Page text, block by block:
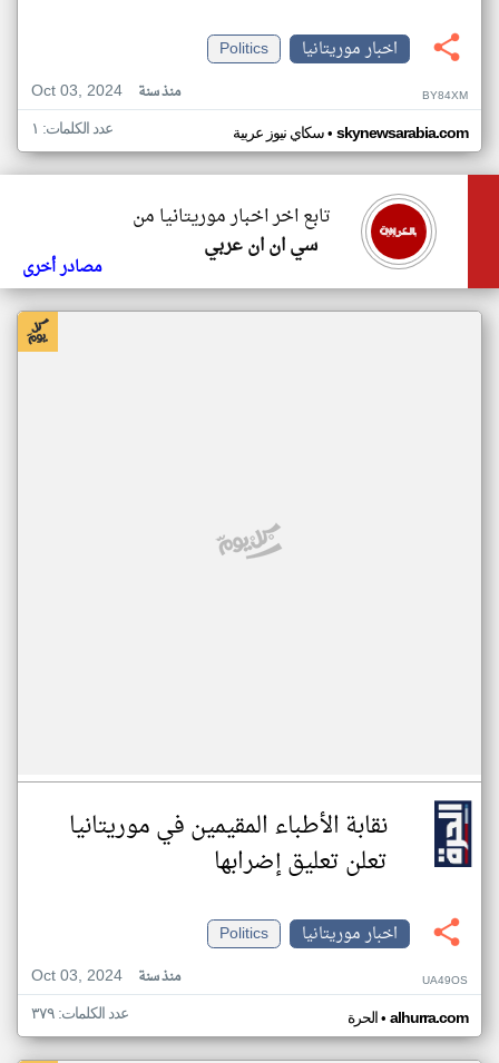
اخبار موريتانيا
Politics
Oct 03, 2024
منذ سنة BY84XM
سكاي نيوز عربية• skynewsarabia.com عدد الكلمات: ١
تابع اخر اخبار موريتانيا من
سي ان ان عربي
مصادر أخرى
نقابة الأطباء المقيمين في موريتانيا
تعلن تعليق إضرابها
اخبار موريتانيا
Politics
Oct 03, 2024
منذ سنة UA49OS
الحرة• alhurra.com عدد الكلمات: ٣٧٩